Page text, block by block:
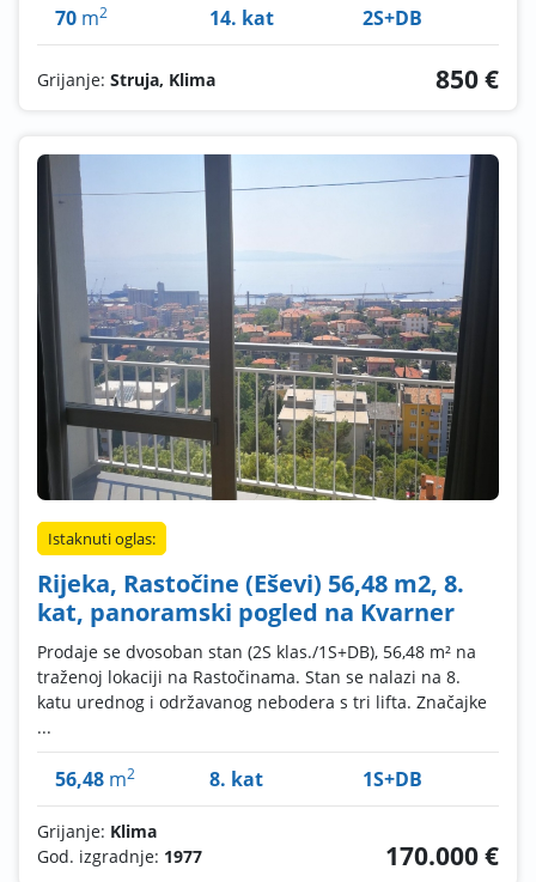
70 m2 14. kat 2S+DB
Grijanje: Struja, Klima 850 €
Istaknuti oglas:
Rijeka, Rastočine (Eševi) 56,48 m2, 8.
kat, panoramski pogled na Kvarner
Prodaje se dvosoban stan (2S klas./1S+DB), 56,48 m² na
traženoj lokaciji na Rastočinama. Stan se nalazi na 8.
katu urednog i održavanog nebodera s tri lifta. Značajke
...
56,48 m2 8. kat 1S+DB
Grijanje: Klima
God. izgradnje: 1977 170.000 €